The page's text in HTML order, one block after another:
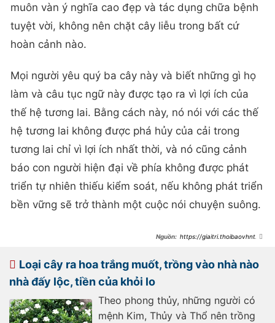
muôn vàn ý nghĩa cao đẹp và tác dụng chữa bệnh
tuyệt vời, không nên chặt cây liễu trong bất cứ
hoàn cảnh nào.
Mọi người yêu quý ba cây này và biết những gì họ
làm và câu tục ngữ này được tạo ra vì lợi ích của
thế hệ tương lai. Bằng cách này, nó nói với các thế
hệ tương lai không được phá hủy của cải trong
tương lai chỉ vì lợi ích nhất thời, và nó cũng cảnh
báo con người hiện đại về phía không được phát
triển tự nhiên thiếu kiểm soát, nếu không phát triển
bền vững sẽ trở thành một cuộc nói chuyện suông.
https://giaitri.thoibaovhnt.co
phuc-phan-la-3-cay-gi-874426.html
Loại cây ra hoa trắng muốt, trồng vào nhà nào
nhà đấy lộc, tiền của khỏi lo
Theo phong thủy, những người có
mệnh Kim, Thủy và Thổ nên trồng